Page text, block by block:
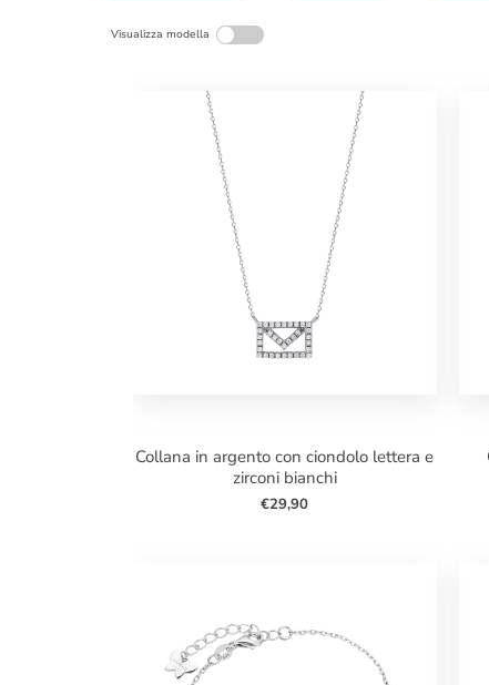
Visualizza modella
collana in argento con ciondolo lettera e
zirconi bianchi
€29,90